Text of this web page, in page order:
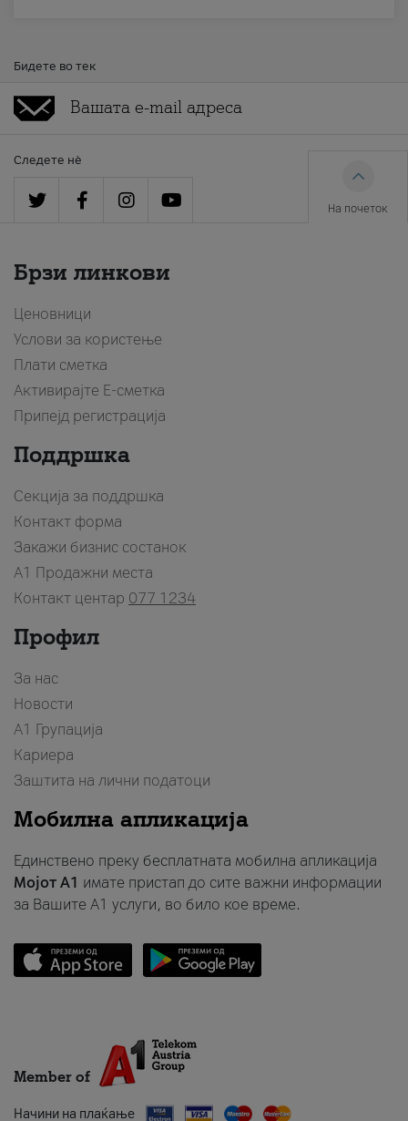
Бидете во тек
Следете нè
На почеток
Брзи линкови
Ценовници
Услови за користење
Плати сметка
Активирајте Е-сметка
Припејд регистрација
Поддршка
Секција за поддршка
Контакт форма
Закажи бизнис состанок
A1 Продажни места
Контакт центар 077 1234
Профил
За нас
Новости
А1 Групација
Кариера
Заштита на лични податоци
Мобилна апликација
Единствено преку бесплатната мобилна апликација
Мојот A1 имате пристап до сите важни информации
за Вашите A1 услуги, во било кое време.
Member of
Начини на плаќање